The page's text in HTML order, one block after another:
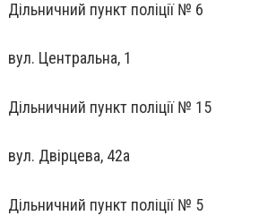
Дільничний пункт поліції № 6
вул. Центральна, 1
Дільничний пункт поліції № 15
вул. Двірцева, 42а
Дільничний пункт поліції № 5